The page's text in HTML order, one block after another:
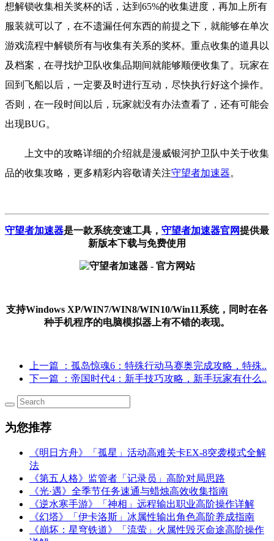
想解锁收集相关奖杯的话，达到65%的收集进度，再加上所有
服装就可以了，在不遗漏任何东西的前提之下，就能够在单次
游戏流程中解锁所有与收集有关系的奖杯。重点收集的道具以
及档案，在寻找护卫队收集品期间就能够顺便收集了。玩家在
回到飞船以后，一定要及时进行互动，尽快执行好这个操作。
否则，在一段时间以后，玩家就没有办法查看了，还有可能会
出现BUG。
上文中的攻略详细的介绍就是漫威银河护卫队中关于收集
品的收集攻略，更多精彩内容敬请关注守望者加速器。
守望者加速器是一款系统变速工具 ， 守望者加速器官网提供最
新版本下载与免费使用
支持Windows XP/WIN7/WIN8/WIN10/Win11系统，同时在各
种手机程序的电脑模拟器上有不错的表现。
上一篇
：孤岛惊魂6：特殊行动马赛奥完成攻略，特殊..
下一篇
：帝国时代4：新手技巧攻略，新手玩家有什么..
为您推荐
《明日方舟》「孤星」活动高难关卡EX-8突袭模式全解
法
《第五人格》监管者「记录员」高阶对局思路
《光·遇》全季节任务速通与蜡烛高效收集指南
《逆水寒手游》「神相」远程输出职业高阶操作详解
《幻塔》「伊卡洛斯」冰属性输出角色高阶养成指南
《崩坏：星穹铁道》「流萤」火属性毁灭命途高阶操作